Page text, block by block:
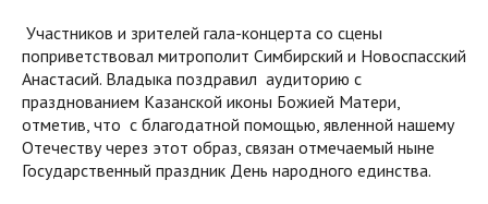
Участников и зрителей гала-концерта со сцены
поприветствовал митрополит Симбирский и Новоспасский
Анастасий. Владыка поздравил аудиторию с
празднованием Казанской иконы Божией Матери,
отметив, что с благодатной помощью, явленной нашему
Отечеству через этот образ, связан отмечаемый ныне
Государственный праздник День народного единства.